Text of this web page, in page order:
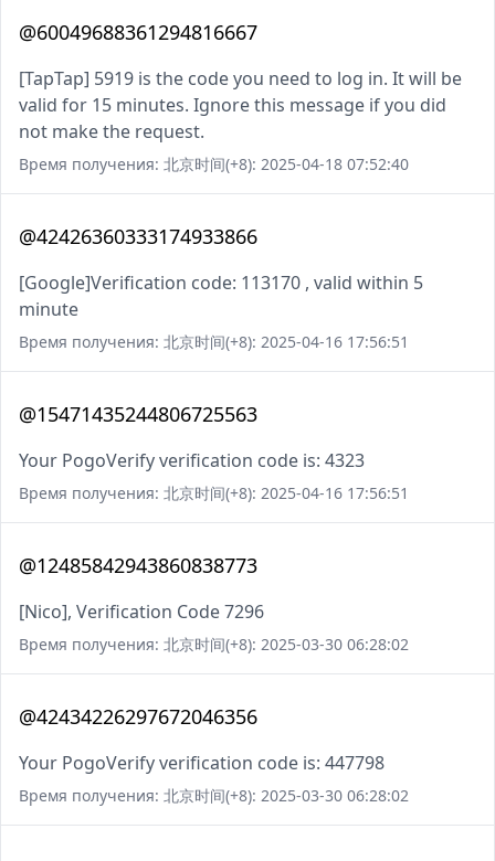
@60049688361294816667
[TapTap] 5919 is the code you need to log in. It will be
valid for 15 minutes. Ignore this message if you did
not make the request.
Время получения: 北京时间(+8): 2025-04-18 07:52:40
@42426360333174933866
[Google]Verification code: 113170 , valid within 5
minute
Время получения: 北京时间(+8): 2025-04-16 17:56:51
@15471435244806725563
Your PogoVerify verification code is: 4323
Время получения: 北京时间(+8): 2025-04-16 17:56:51
@12485842943860838773
[Nico], Verification Code 7296
Время получения: 北京时间(+8): 2025-03-30 06:28:02
@42434226297672046356
Your PogoVerify verification code is: 447798
Время получения: 北京时间(+8): 2025-03-30 06:28:02